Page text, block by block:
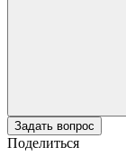
Задать вопрос
Поделиться